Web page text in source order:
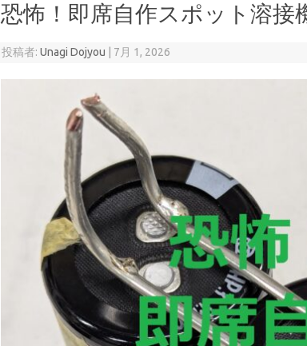
恐怖！即席自作スポット溶接
投稿者:Unagi Dojyou 7月 1, 2026